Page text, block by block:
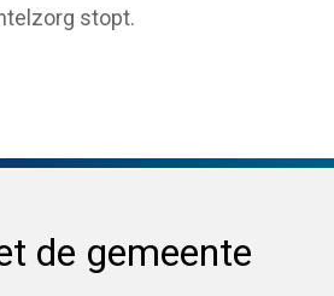
stopt.
de gemeente